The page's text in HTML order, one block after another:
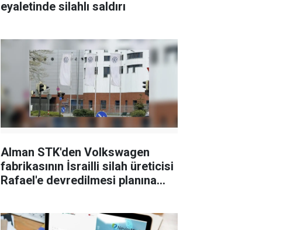
eyaletinde silahlı saldırı
Alman STK'den Volkswagen
fabrikasının İsrailli silah üreticisi
Rafael'e devredilmesi planına